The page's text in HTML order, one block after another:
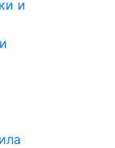
и